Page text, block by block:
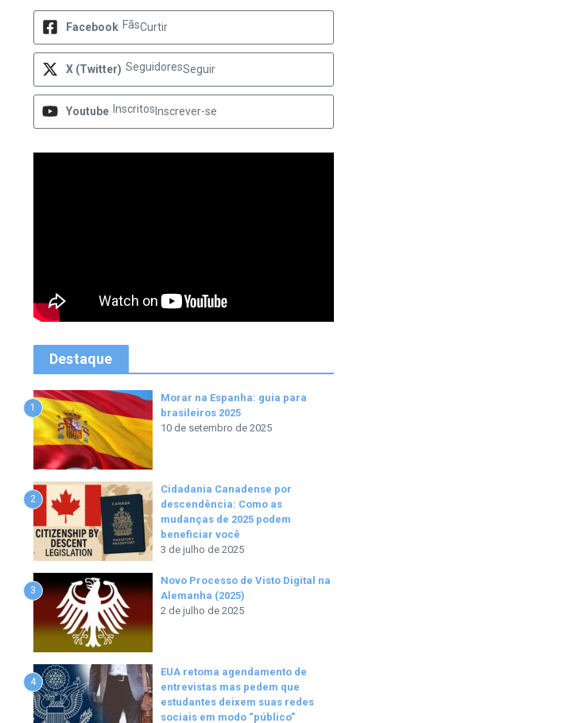
Facebook FãsCurtir
X (Twitter) SeguidoresSeguir
Youtube Inscritos Inscrever-se
Destaque
1
Morar na Espanha: guia para
brasileiros 2025
10 de setembro de 2025
2
Cidadania Canadense por
descendência: Como as
mudanças de 2025 podem
beneficiar você
3 de julho de 2025
3
Novo Processo de Visto Digital na
Alemanha (2025)
2 de julho de 2025
4
EUA retoma agendamento de
entrevistas mas pedem que
estudantes deixem suas redes
sociais em modo “público”